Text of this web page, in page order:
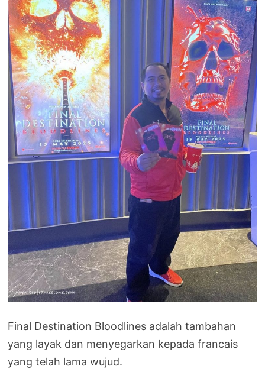
Final Destination Bloodlines adalah tambahan
yang layak dan menyegarkan kepada francais
yang telah lama wujud.